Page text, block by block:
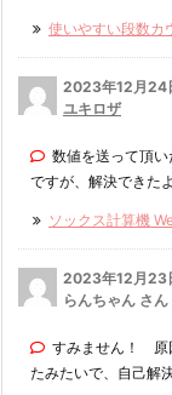
使いやすい段数カ
2023年12月24
ユキロザ
数値を送って頂
ですが、解決できた
ソックス計算機
2023年12月23
らんちゃん さん
すみません！ 原
たみたいで、自己解